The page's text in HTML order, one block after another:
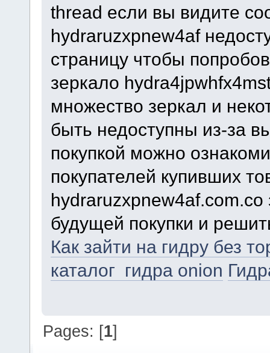
thread если вы видите
hydraruzxpnew4af
страницу чтобы
зеркало
множество зеркал и
быть недоступны из-за
покупкой можно
покупателей купивших
hydraruzxpnew4af.com.co
будущей покупки и
Как зайти на гидру без
каталог гидра onion
Pages: [1]